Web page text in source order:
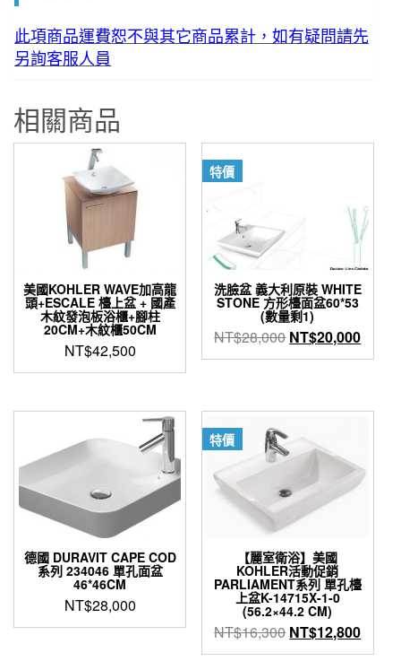
此項商品運費恕不與其它商品累計，如有疑問請先
另詢客服人員
相關商品
美國KOHLER WAVE加高龍
頭+ESCALE 檯上盆 + 國產
木紋發泡板浴櫃+腳柱
20CM+木紋櫃50CM
NT$42,500
特價
洗臉盆 義大利原裝 WHITE
STONE 方形檯面盆60*53
(數量剩1)
NT$28,000 原
始
NT$28,000。
NT$20,000目
前
德國 DURAVIT CAPE COD
系列 234046 單孔面盆
46*46CM
NT$28,000
特價
【麗室衛浴】美國
KOHLER活動促銷
PARLIAMENT系列 單孔檯
上盆K-14715X-1-0
(56.2×44.2 CM)
NT$16,300 原
始
NT$12,800目
前